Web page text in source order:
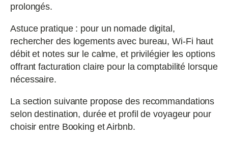
prolongés.
Astuce pratique : pour un nomade digital,
rechercher des logements avec bureau, Wi-Fi haut
débit et notes sur le calme, et privilégier les options
offrant facturation claire pour la comptabilité lorsque
nécessaire.
La section suivante propose des recommandations
selon destination, durée et profil de voyageur pour
choisir entre Booking et Airbnb.